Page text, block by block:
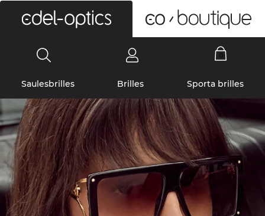
Saulesbrilles Brilles Sporta brilles